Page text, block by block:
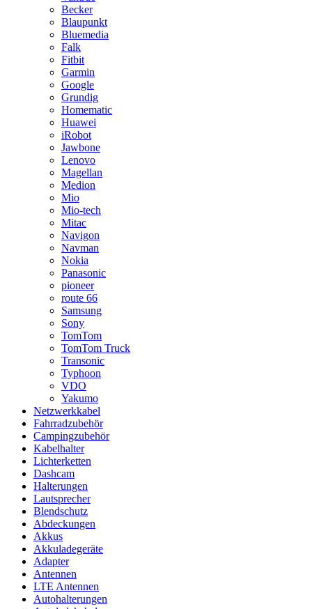
Becker
Blaupunkt
Bluemedia
Falk
Fitbit
Garmin
Google
Grundig
Homematic
Huawei
iRobot
Jawbone
Lenovo
Magellan
Medion
Mio
Mio-tech
Mitac
Navigon
Navman
Nokia
Panasonic
pioneer
route 66
Samsung
Sony
TomTom
TomTom Truck
Transonic
Typhoon
VDO
Yakumo
Netzwerkkabel
Fahrradzubehör
Campingzubehör
Kabelhalter
Lichterketten
Dashcam
Halterungen
Lautsprecher
Blendschutz
Abdeckungen
Akkus
Akkuladegeräte
Adapter
Antennen
LTE Antennen
Autohalterungen